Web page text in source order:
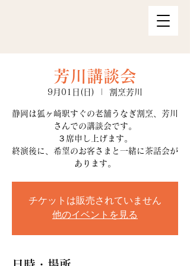
芳川講談会
9月01日(日) 割烹芳川
静岡は狐ヶ崎駅すぐの老舗うなぎ割烹、芳川
さんでの講談会です。
３席申し上げます。
終演後に、希望のお客さまと一緒に茶話会が
あります。
チケットは販売されていません
他のイベントを見る